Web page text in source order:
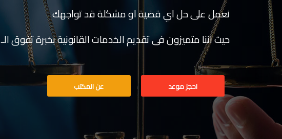
نعمل على حل اي قضية او مشكلة قد تواجهك
حيث اننا متميزون فى تقديم الخدمات القانونية بخبرة تفوق الـ 20 عاماً
احجز موعد عن المكتب